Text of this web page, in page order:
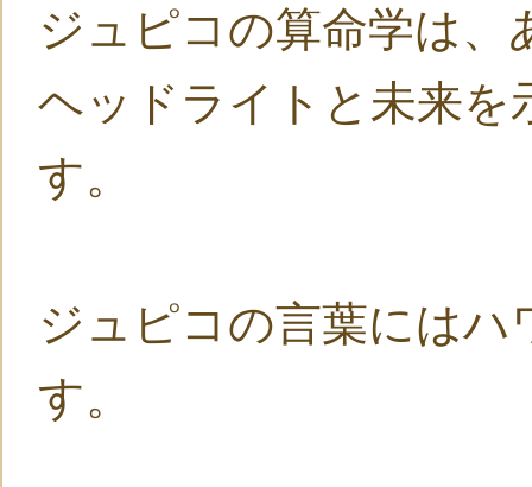
ジュピコの算命学は、
ヘッドライトと未来を
す。
ジュピコの言葉には
す。